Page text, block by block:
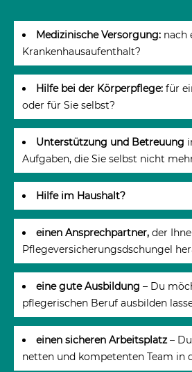
Medizinische Versorgung: nach
Krankenhausaufenthalt?
Hilfe bei der Körperpflege: für
oder für Sie selbst?
Unterstützung und Betreuung
Aufgaben, die Sie selbst nicht
Hilfe im Haushalt?
einen Ansprechpartner, der
Pflegeversicherungs­dschungel
eine gute Ausbildung – Du
pflegerischen Beruf ausbilden
einen sicheren Arbeitsplatz–
netten und kompetenten Team in